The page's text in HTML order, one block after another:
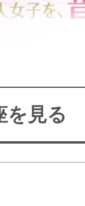
ど多様
お越し
！音
を見る